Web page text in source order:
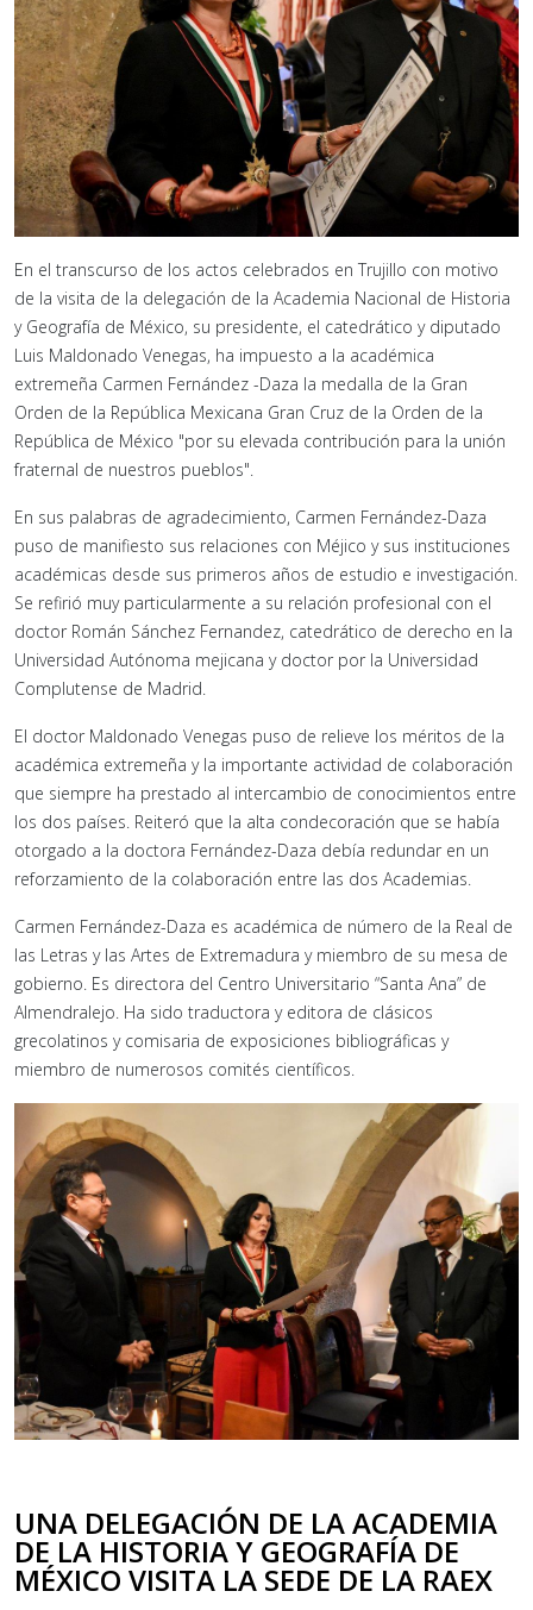
En el transcurso de los actos celebrados en Trujillo con motivo
de la visita de la delegación de la Academia Nacional de Historia
y Geografía de México, su presidente, el catedrático y diputado
Luis Maldonado Venegas, ha impuesto a la académica
extremeña Carmen Fernández -Daza la medalla de la Gran
Orden de la República Mexicana Gran Cruz de la Orden de la
República de México "por su elevada contribución para la unión
fraternal de nuestros pueblos".
En sus palabras de agradecimiento, Carmen Fernández-Daza
puso de manifiesto sus relaciones con Méjico y sus instituciones
académicas desde sus primeros años de estudio e investigación.
Se refirió muy particularmente a su relación profesional con el
doctor Román Sánchez Fernandez, catedrático de derecho en la
Universidad Autónoma mejicana y doctor por la Universidad
Complutense de Madrid.
El doctor Maldonado Venegas puso de relieve los méritos de la
académica extremeña y la importante actividad de colaboración
que siempre ha prestado al intercambio de conocimientos entre
los dos países. Reiteró que la alta condecoración que se había
otorgado a la doctora Fernández-Daza debía redundar en un
reforzamiento de la colaboración entre las dos Academias.
Carmen Fernández-Daza es académica de número de la Real de
las Letras y las Artes de Extremadura y miembro de su mesa de
gobierno. Es directora del Centro Universitario “Santa Ana” de
Almendralejo. Ha sido traductora y editora de clásicos
grecolatinos y comisaria de exposiciones bibliográficas y
miembro de numerosos comités científicos.
UNA DELEGACIÓN DE LA ACADEMIA
DE LA HISTORIA Y GEOGRAFÍA DE
MÉXICO VISITA LA SEDE DE LA RAEX